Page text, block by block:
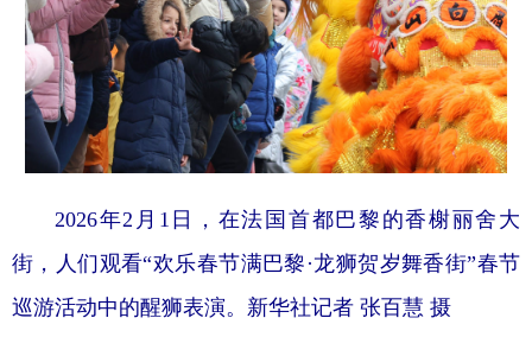
2026年2月1日，在法国首都巴黎的香榭丽舍大
街，人们观看“欢乐春节满巴黎·龙狮贺岁舞香街”春节
巡游活动中的醒狮表演。新华社记者 张百慧 摄